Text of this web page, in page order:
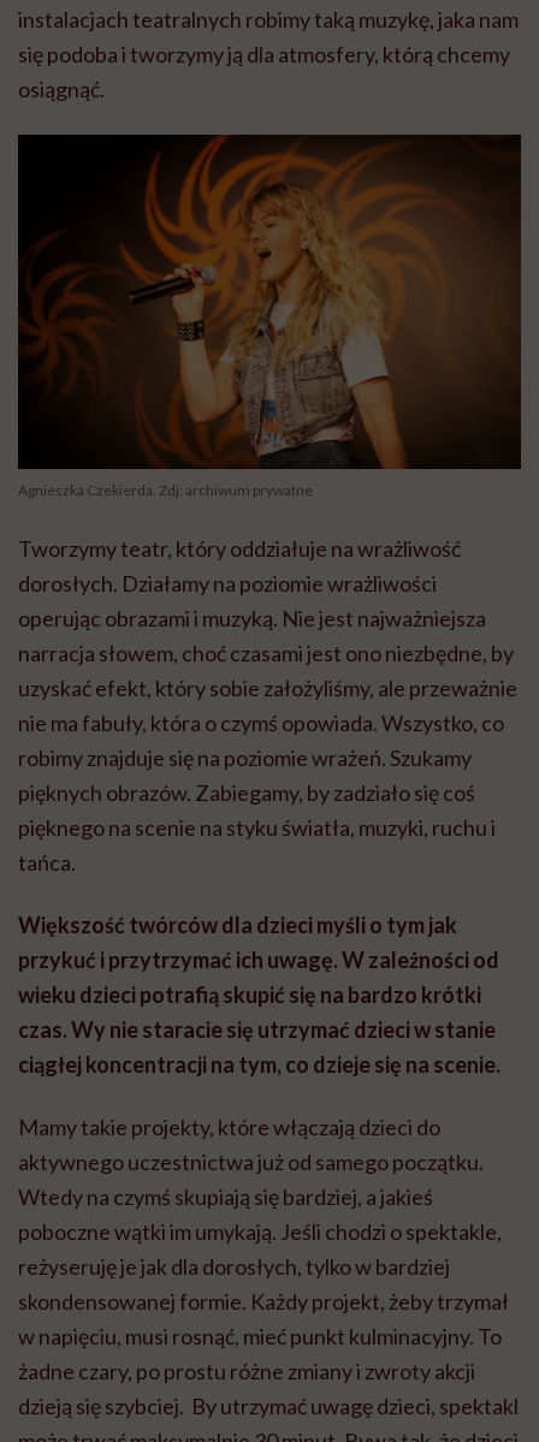
instalacjach teatralnych robimy taką muzykę, jaka nam
się podoba i tworzymy ją dla atmosfery, którą chcemy
osiągnąć.
Agnieszka Czekierda. Zdj: archiwum prywatne
Tworzymy teatr, który oddziałuje na wrażliwość
dorosłych. Działamy na poziomie wrażliwości
operując obrazami i muzyką. Nie jest najważniejsza
narracja słowem, choć czasami jest ono niezbędne, by
uzyskać efekt, który sobie założyliśmy, ale przeważnie
nie ma fabuły, która o czymś opowiada. Wszystko, co
robimy znajduje się na poziomie wrażeń. Szukamy
pięknych obrazów. Zabiegamy, by zadziało się coś
pięknego na scenie na styku światła, muzyki, ruchu i
tańca.
Większość twórców dla dzieci myśli o tym jak
przykuć i przytrzymać ich uwagę. W zależności od
wieku dzieci potrafią skupić się na bardzo krótki
czas. Wy nie staracie się utrzymać dzieci w stanie
ciągłej koncentracji na tym, co dzieje się na scenie.
Mamy takie projekty, które włączają dzieci do
aktywnego uczestnictwa już od samego początku.
Wtedy na czymś skupiają się bardziej, a jakieś
poboczne wątki im umykają. Jeśli chodzi o spektakle,
reżyseruję je jak dla dorosłych, tylko w bardziej
skondensowanej formie. Każdy projekt, żeby trzymał
w napięciu, musi rosnąć, mieć punkt kulminacyjny. To
żadne czary, po prostu różne zmiany i zwroty akcji
dzieją się szybciej. By utrzymać uwagę dzieci, spektakl